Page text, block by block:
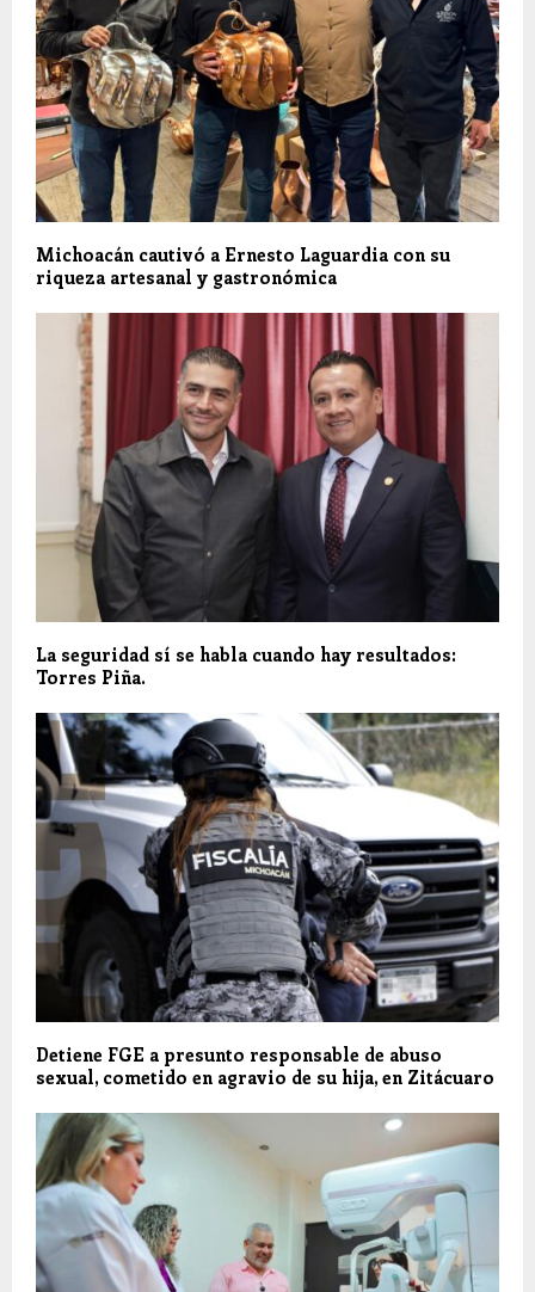
Michoacán cautivó a Ernesto Laguardia con su
riqueza artesanal y gastronómica
La seguridad sí se habla cuando hay resultados:
Torres Piña.
Detiene FGE a presunto responsable de abuso
sexual, cometido en agravio de su hija, en Zitácuaro